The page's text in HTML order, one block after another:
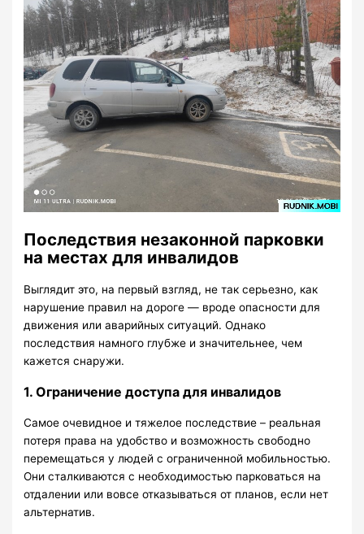
Последствия незаконной парковки
на местах для инвалидов
Выглядит это, на первый взгляд, не так серьезно, как
нарушение правил на дороге — вроде опасности для
движения или аварийных ситуаций. Однако
последствия намного глубже и значительнее, чем
кажется снаружи.
1. Ограничение доступа для инвалидов
Самое очевидное и тяжелое последствие – реальная
потеря права на удобство и возможность свободно
перемещаться у людей с ограниченной мобильностью.
Они сталкиваются с необходимостью парковаться на
отдалении или вовсе отказываться от планов, если нет
альтернатив.